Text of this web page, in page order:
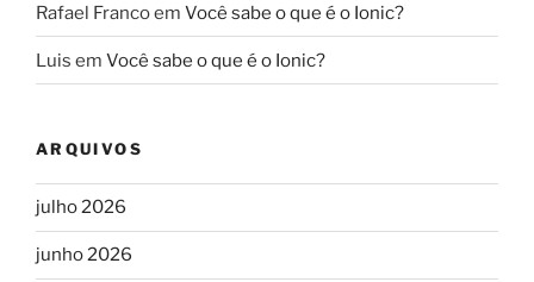
Rafael Francoem Você sabe o que é o Ionic?
Luis em Você sabe o que é o Ionic?
ARQUIVOS
julho 2026
junho 2026